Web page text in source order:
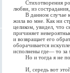
Стихотворения
любви, из
В данном случае
жила во мне. Как ни
целиком, увидел, что
причиняет
и возвращает его
оборачивается
исполнены где— то за
Но и тогда я не
И, середь вот этой